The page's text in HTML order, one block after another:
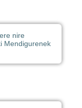
nire
Mendigurenek